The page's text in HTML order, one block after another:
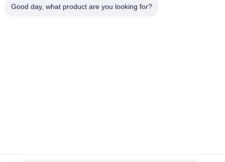
Good day, what product are you looking for?